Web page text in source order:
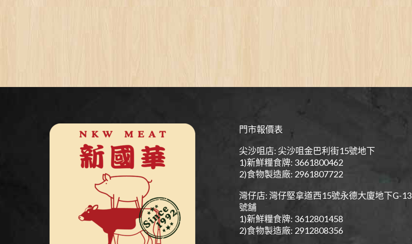
門市報價表
尖沙咀店: 尖沙咀金巴利街15號地下
1)新鮮糧食牌: 3661800462
2)食物製造廠: 2961807722
灣仔店: 灣仔堅拿道西15號永德大廈地下G-13
號舖
1)新鮮糧食牌: 3612801458
2)食物製造廠: 2912808356